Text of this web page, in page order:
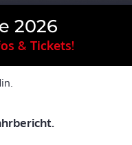
2026
& Tickets!